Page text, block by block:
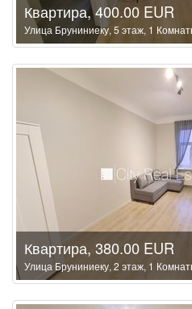
Квартира, 400.00 EUR
Улица Бруниниеку, 5 этаж, 1
Квартира, 380.00 EUR
Улица Бруниниеку, 2 этаж, 1